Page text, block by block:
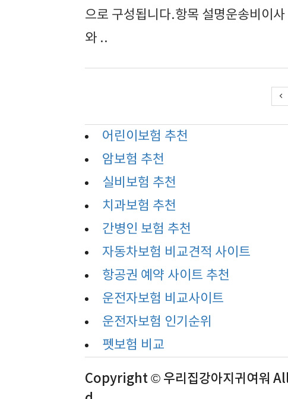
으로 구성됩니다.항목 설명운송비이
와 ..
어린이보험 추천
암보험 추천
실비보험 추천
치과보험 추천
간병인 보험 추천
자동차보험 비교견적 사이트
항공권 예약 사이트 추천
운전자보험 비교사이트
운전자보험 인기순위
펫보험 비교
Copyright © 우리집강아지귀여워